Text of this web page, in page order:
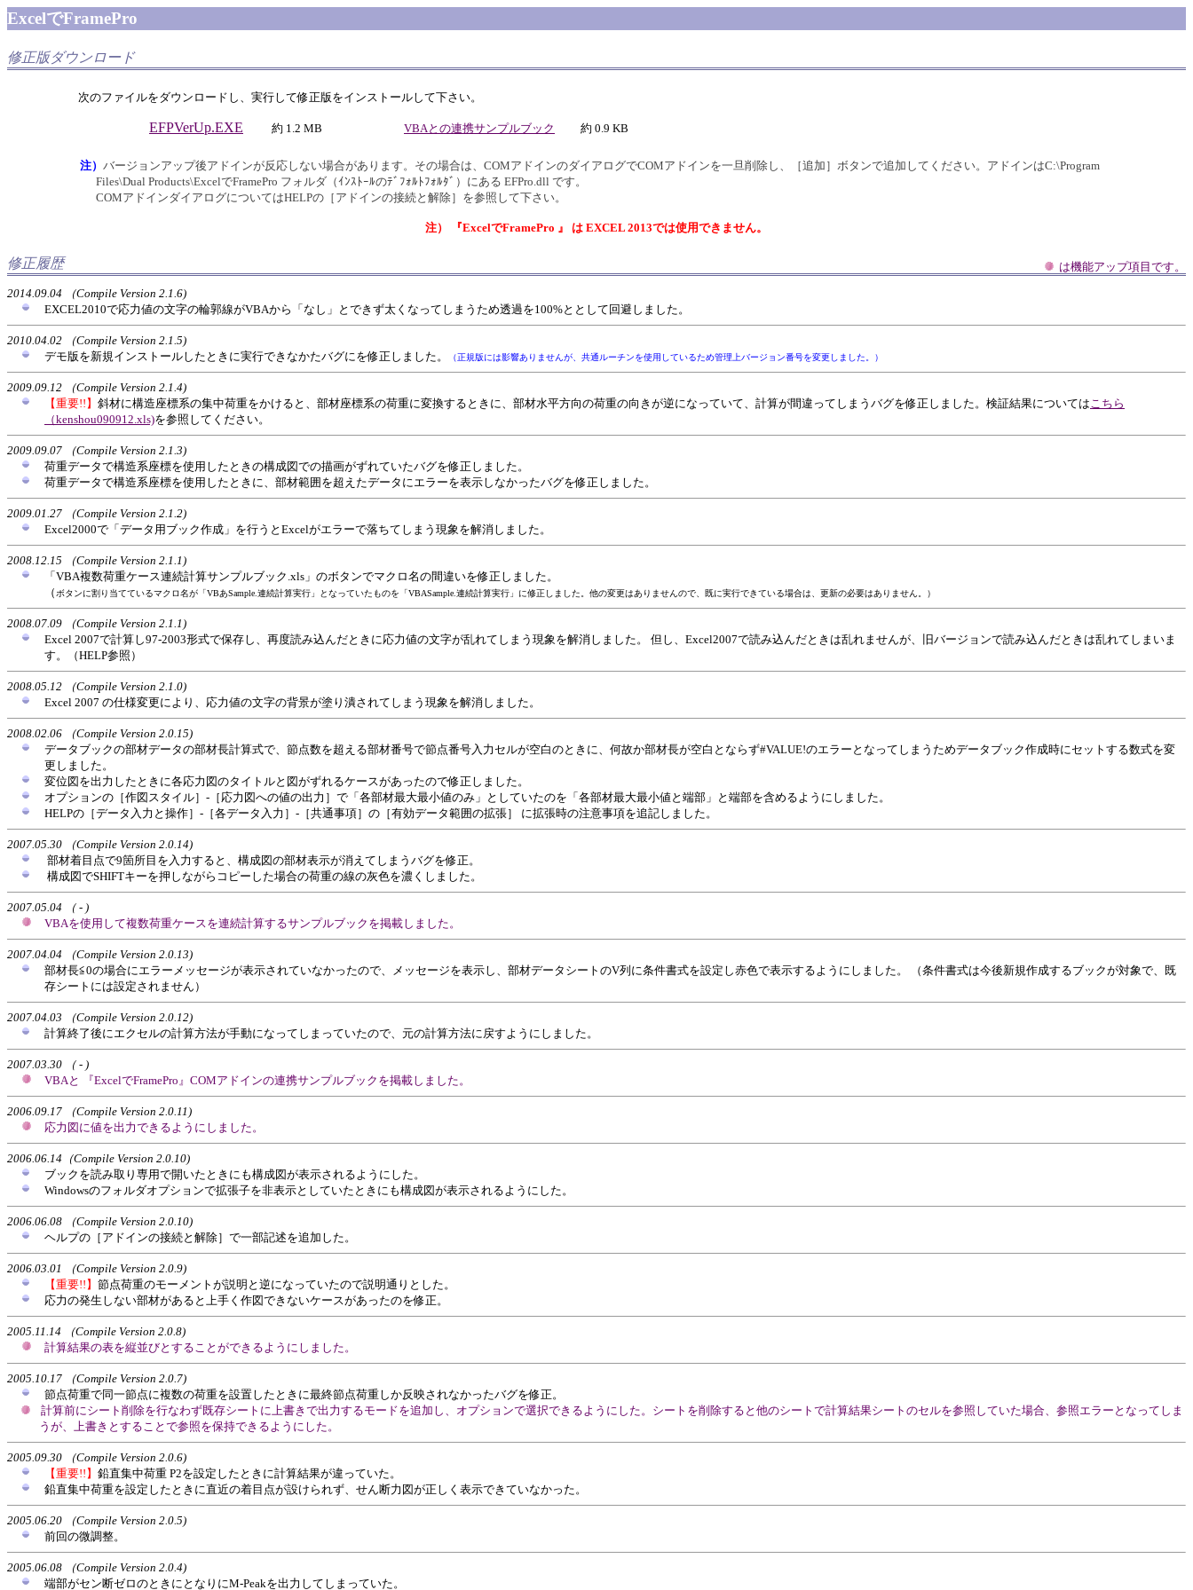
ExcelでFramePro
修正版ダウンロード
次のファイルをダウンロードし、実行して修正版をインストールして下さい。
EFPVerUp.EXE 約 1.2 MB VBAとの連携サンプルブック 約 0.9 KB
注） バージョンアップ後アドインが反応しない場合があります。その場合は、COMアドインのダイアログでCOMアドインを一旦削除し、［追加］ボタンで追加してください。アドインはC:\Program
Files\Dual Products\ExcelでFramePro フォルダ（ｲﾝｽﾄｰﾙのﾃﾞﾌｫﾙﾄﾌｫﾙﾀﾞ）にある EFPro.dll です。
COMアドインダイアログについてはHELPの［アドインの接続と解除］を参照して下さい。
注） 『ExcelでFramePro 』 は EXCEL 2013では使用できません。
修正履歴
は機能アップ項目です。
2014.09.04 （Compile Version 2.1.6)
EXCEL2010で応力値の文字の輪郭線がVBAから「なし」とできず太くなってしまうため透過を100%ととして回避しました。
2010.04.02 （Compile Version 2.1.5)
デモ版を新規インストールしたときに実行できなかたバグにを修正しました。
（正規版には影響ありませんが、共通ルーチンを使用しているため管理上バージョン番号を変更しました。）
2009.09.12 （Compile Version 2.1.4)
【重要!!】 斜材に構造座標系の集中荷重をかけると、部材座標系の荷重に変換するときに、部材水平方向の荷重の向きが逆になっていて、計算が間違ってしまうバグを修正しました。検証結果についてはこちら
（kenshou090912.xls)を参照してください。
2009.09.07 （Compile Version 2.1.3)
荷重データで構造系座標を使用したときの構成図での描画がずれていたバグを修正しました。
荷重データで構造系座標を使用したときに、部材範囲を超えたデータにエラーを表示しなかったバグを修正しました。
2009.01.27 （Compile Version 2.1.2)
Excel2000で「データ用ブック作成」を行うとExcelがエラーで落ちてしまう現象を解消しました。
2008.12.15 （Compile Version 2.1.1)
「VBA複数荷重ケース連続計算サンプルブック.xls」のボタンでマクロ名の間違いを修正しました。
（ ボタンに割り当てているマクロ名が「VBあSample.連続計算実行」となっていたものを「VBASample.連続計算実行」に修正しました。他の変更はありませんので、既に実行できている場合は、更新の必要はありません。）
2008.07.09 （Compile Version 2.1.1)
Excel 2007で計算し97-2003形式で保存し、再度読み込んだときに応力値の文字が乱れてしまう現象を解消しました。 但し、Excel2007で読み込んだときは乱れませんが、旧バージョンで読み込んだときは乱れてしまいま
す。（HELP参照）
2008.05.12 （Compile Version 2.1.0)
Excel 2007 の仕様変更により、応力値の文字の背景が塗り潰されてしまう現象を解消しました。
2008.02.06 （Compile Version 2.0.15)
データブックの部材データの部材長計算式で、節点数を超える部材番号で節点番号入力セルが空白のときに、何故か部材長が空白とならず#VALUE!のエラーとなってしまうためデータブック作成時にセットする数式を変
更しました。
変位図を出力したときに各応力図のタイトルと図がずれるケースがあったので修正しました。
オプションの［作図スタイル］-［応力図への値の出力］で「各部材最大最小値のみ」としていたのを「各部材最大最小値と端部」と端部を含めるようにしました。
HELPの［データ入力と操作］-［各データ入力］-［共通事項］の［有効データ範囲の拡張］ に拡張時の注意事項を追記しました。
2007.05.30 （Compile Version 2.0.14)
部材着目点で9箇所目を入力すると、構成図の部材表示が消えてしまうバグを修正。
構成図でSHIFTキーを押しながらコピーした場合の荷重の線の灰色を濃くしました。
2007.05.04 （ - )
VBAを使用して複数荷重ケースを連続計算するサンプルブックを掲載しました。
2007.04.04 （Compile Version 2.0.13)
部材長≦0の場合にエラーメッセージが表示されていなかったので、メッセージを表示し、部材データシートのV列に条件書式を設定し赤色で表示するようにしました。 （条件書式は今後新規作成するブックが対象で、既
存シートには設定されません）
2007.04.03 （Compile Version 2.0.12)
計算終了後にエクセルの計算方法が手動になってしまっていたので、元の計算方法に戻すようにしました。
2007.03.30 （ - )
VBAと 『ExcelでFramePro』COMアドインの連携サンプルブックを掲載しました。
2006.09.17 （Compile Version 2.0.11)
応力図に値を出力できるようにしました。
2006.06.14（Compile Version 2.0.10)
ブックを読み取り専用で開いたときにも構成図が表示されるようにした。
Windowsのフォルダオプションで拡張子を非表示としていたときにも構成図が表示されるようにした。
2006.06.08 （Compile Version 2.0.10)
ヘルプの［アドインの接続と解除］で一部記述を追加した。
2006.03.01 （Compile Version 2.0.9)
【重要!!】 節点荷重のモーメントが説明と逆になっていたので説明通りとした。
応力の発生しない部材があると上手く作図できないケースがあったのを修正。
2005.11.14 （Compile Version 2.0.8)
計算結果の表を縦並びとすることができるようにしました。
2005.10.17 （Compile Version 2.0.7)
節点荷重で同一節点に複数の荷重を設置したときに最終節点荷重しか反映されなかったバグを修正。
計算前にシート削除を行なわず既存シートに上書きで出力するモードを追加し、オプションで選択できるようにした。シートを削除すると他のシートで計算結果シートのセルを参照していた場合、参照エラーとなってしま
うが、上書きとすることで参照を保持できるようにした。
2005.09.30 （Compile Version 2.0.6)
【重要!!】 鉛直集中荷重 P2を設定したときに計算結果が違っていた。
鉛直集中荷重を設定したときに直近の着目点が設けられず、せん断力図が正しく表示できていなかった。
2005.06.20 （Compile Version 2.0.5)
前回の微調整。
2005.06.08 （Compile Version 2.0.4)
端部がセン断ゼロのときにとなりにM-Peakを出力してしまっていた。